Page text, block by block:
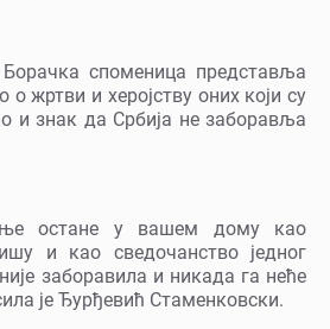
споменица представља
о жртви и херојству оних који су
и знак да Србија не заборавља
остане у вашем дому као
и као сведочанство једног
заборавила и никада га неће
је Ђурђевић Стаменковски.